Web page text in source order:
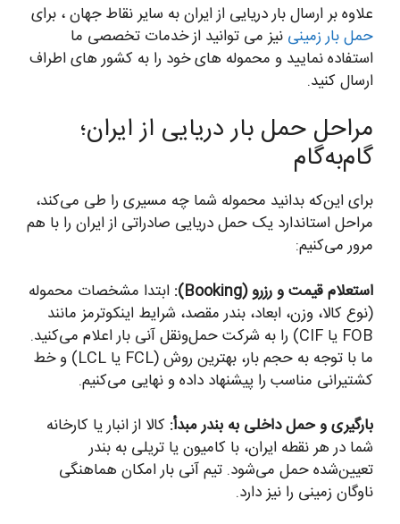
علاوه بر ارسال بار دریایی از ایران به سایر نقاط جهان ، برای
حمل بار زمینی نیز می توانید از خدمات تخصصی ما
استفاده نمایید و محموله های خود را به کشور های اطراف
ارسال کنید.
مراحل حمل بار دریایی از ایران؛
گام‌به‌گام
برای این‌که بدانید محموله شما چه مسیری را طی می‌کند،
مراحل استاندارد یک حمل دریایی صادراتی از ایران را با هم
مرور می‌کنیم:
استعلام قیمت و رزرو (Booking):
ابتدا مشخصات محموله
(نوع کالا، وزن، ابعاد، بندر مقصد، شرایط اینکوترمز مانند
FOB یا CIF) را به شرکت حمل‌ونقل آنی بار اعلام می‌کنید.
ما با توجه به حجم بار، بهترین روش (FCL یا LCL) و خط
کشتیرانی مناسب را پیشنهاد داده و نهایی می‌کنیم.
بارگیری و حمل داخلی به بندر مبدأ: کالا از انبار یا کارخانه
شما در هر نقطه ایران، با کامیون یا تریلی به بندر
تعیین‌شده حمل می‌شود. تیم آنی بار امکان هماهنگی
ناوگان زمینی را نیز دارد.